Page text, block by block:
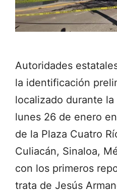
Autoridades
la identificación
localizado durante la
lunes 26 de enero
de la Plaza Cuatro
Culiacán, Sinaloa,
con los primeros
trata de Jesús